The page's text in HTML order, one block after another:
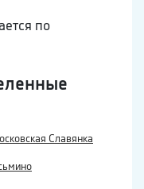
по
Славянка